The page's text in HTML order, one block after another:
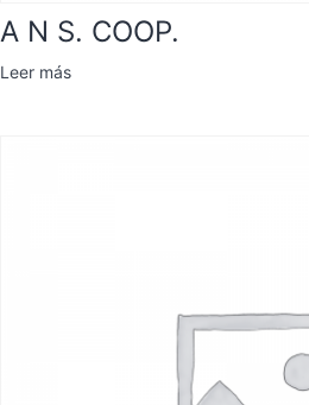
A N S. COOP.
Leer más